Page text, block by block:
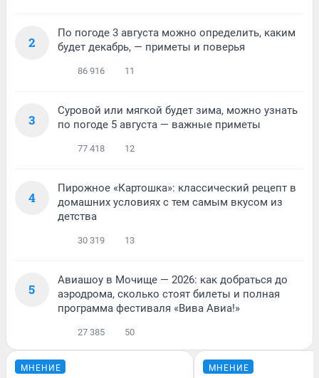
2
По погоде 3 августа можно определить, каким
будет декабрь, — приметы и поверья
86 916 11
3
Суровой или мягкой будет зима, можно узнать
по погоде 5 августа — важные приметы
77 418 12
4
Пирожное «Картошка»: классический рецепт в
домашних условиях с тем самым вкусом из
детства
30 319 13
5
Авиашоу в Мочище — 2026: как добраться до
аэродрома, сколько стоят билеты и полная
программа фестиваля «Вива Авиа!»
27 385 50
МНЕНИЕ МНЕНИЕ